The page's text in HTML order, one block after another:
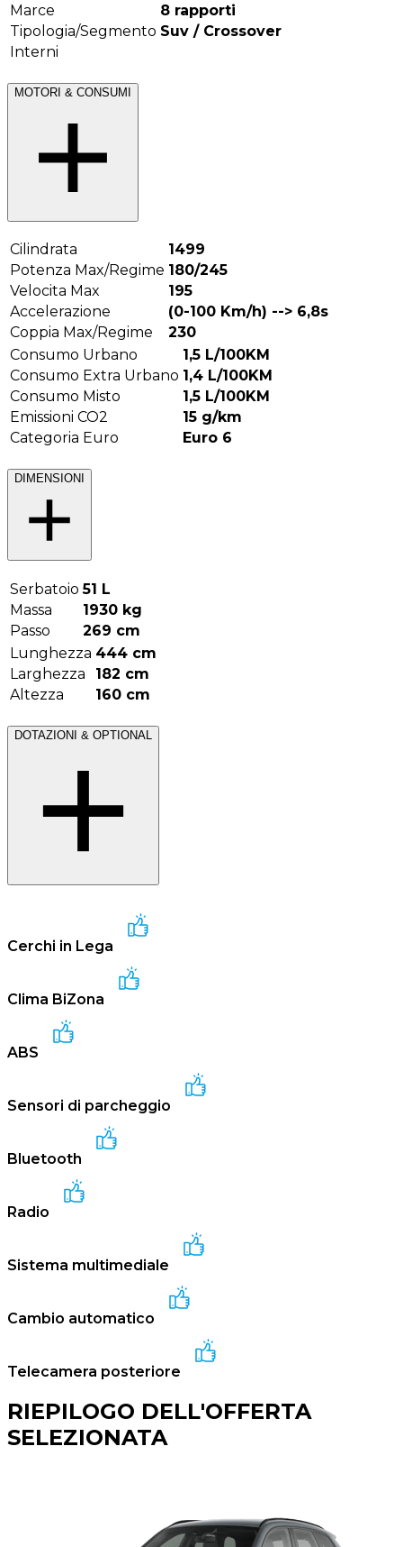
Marce
8 rapporti
Tipologia/Segmento Suv / Crossover
Interni
MOTORI & CONSUMI
Cilindrata
1499
Potenza Max/Regime 180/245
Velocita Max
195
Accelerazione
(0-100 Km/h) --> 6,8s
Coppia Max/Regime
230
Consumo Urbano
1,5 L/100KM
Consumo Extra Urbano 1,4 L/100KM
Consumo Misto
1,5 L/100KM
Emissioni CO2
15 g/km
Categoria Euro
Euro 6
DIMENSIONI
Serbatoio 51 L
Massa
1930 kg
Passo
269 cm
Lunghezza 444 cm
Larghezza
182 cm
Altezza
160 cm
DOTAZIONI & OPTIONAL
Cerchi in Lega
Clima BiZona
ABS
Sensori di parcheggio
Bluetooth
Radio
Sistema multimediale
Cambio automatico
Telecamera posteriore
RIEPILOGO DELL'OFFERTA
SELEZIONATA